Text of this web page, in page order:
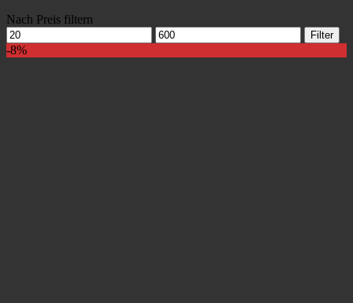
Nach Preis filtern
Min.
Preis
Max.
Preis
Filter
-8%